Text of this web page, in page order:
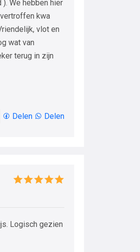
We hebben hier
kwa
vlot en
wat van
terug in zijn
Delen Delen
Logisch gezien